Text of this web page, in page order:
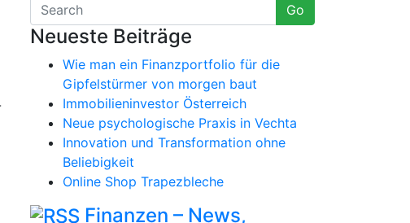
Go
Neueste Beiträge
Wie man ein Finanzportfolio für die
Gipfelstürmer von morgen baut
Immobilieninvestor Österreich
Neue psychologische Praxis in Vechta
Innovation und Transformation ohne
Beliebigkeit
Online Shop Trapezbleche
Finanzen – News,